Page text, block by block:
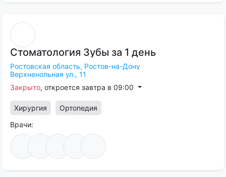
Стоматология Зубы за 1 день
Ростовская область, Ростов-на-Дону
Верхненольная ул., 11
Закрыто, откроется завтра в 09:00
Хирургия
Ортопедия
Врачи: